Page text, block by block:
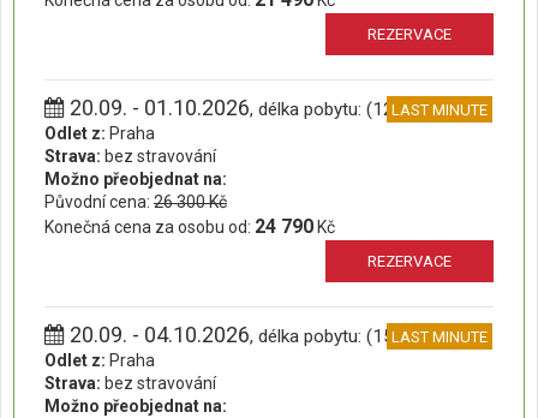
REZERVACE
20.09. - 01.10.2026, délka pobytu: (12 dní)LAST MINUTE
Odlet z: Praha
Strava: bez stravování
Možno přeobjednat na:
Původní cena: 26 300 Kč
Konečná cena za osobu od: 24 790 Kč
REZERVACE
20.09. - 04.10.2026, délka pobytu: (15 dní)LAST MINUTE
Odlet z: Praha
Strava: bez stravování
Možno přeobjednat na: